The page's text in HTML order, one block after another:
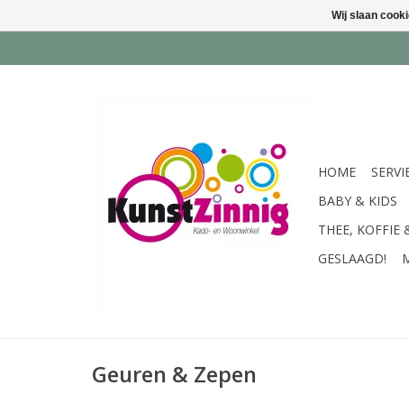
HOME
BABY & KIDS
THEE, KOFFIE
GESLAAGD!
Geuren & Zepen
Wij slaan